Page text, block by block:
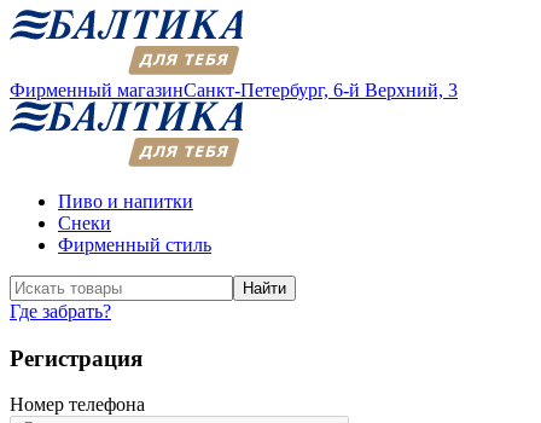
Фирменный магазинСанкт-Петербург, 6-й Верхний, 3
Пиво и напитки
Снеки
Фирменный стиль
Найти
Где забрать?
Регистрация
Номер телефона